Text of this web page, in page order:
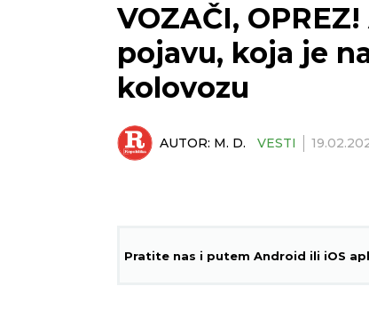
VOZAČI,
pojavu, koja je
kolovozu
AUTOR: M. D. VESTI
Pratite nas i putem Android ili iOS